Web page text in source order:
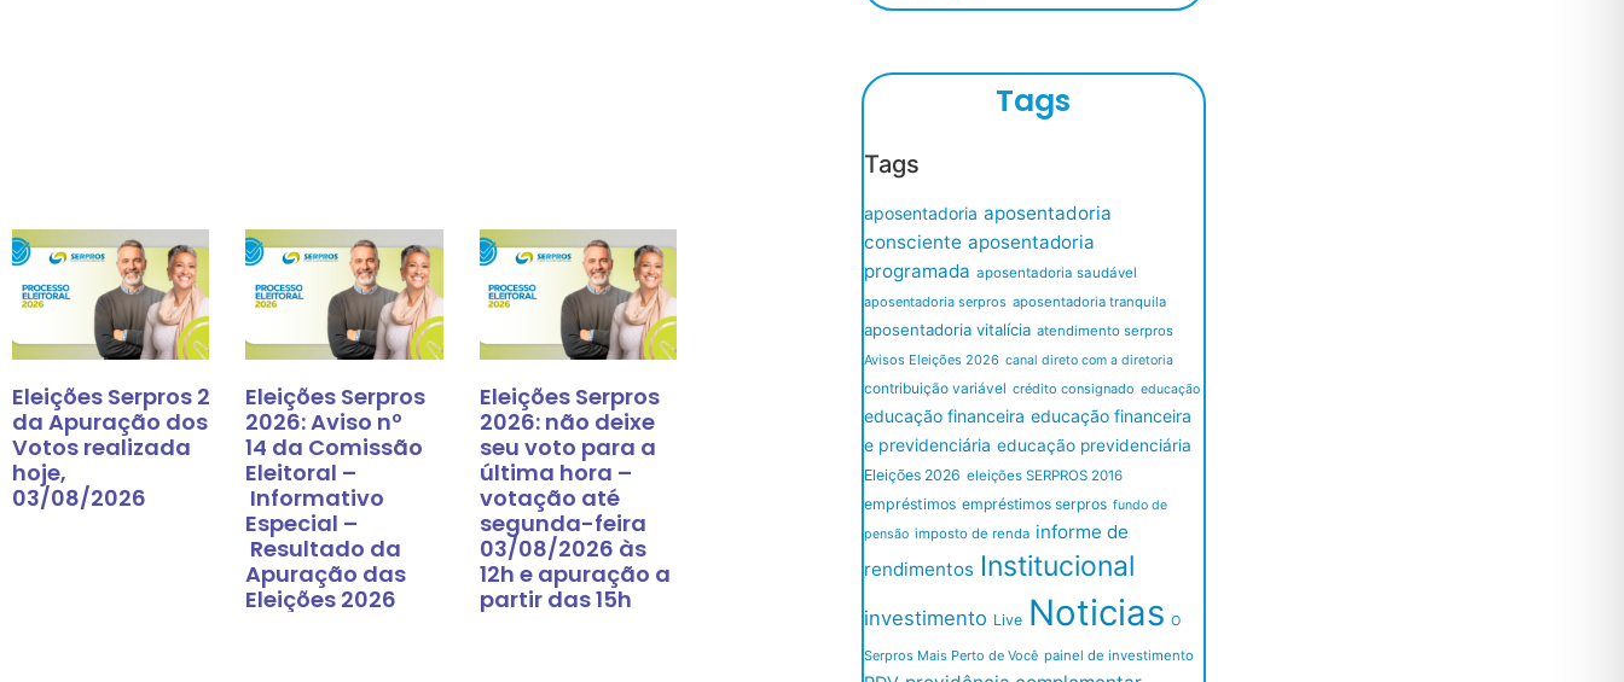
Eleições Serpros 2026: Resultado
da Apuração dos
Votos realizada
hoje,
03/08/2026
Eleições Serpros
2026: Aviso nº
14 da Comissão
Eleitoral –
Informativo
Especial –
Resultado da
Apuração das
Eleições 2026
Eleições Serpros
2026: não deixe
seu voto para a
última hora –
votação até
segunda-feira
03/08/2026 às
12h e apuração a
partir das 15h
Tags
Tags
aposentadoria aposentadoria
consciente aposentadoria
programada aposentadoria saudável
aposentadoria serpros aposentadoria tranquila
aposentadoria vitalícia atendimento serpros
Avisos Eleições 2026 canal direto com a diretoria
contribuição variável crédito consignado educação
educação financeira educação financeira
e previdenciária educação previdenciária
Eleições 2026 eleições SERPROS 2016
empréstimos empréstimos serpros fundo de
pensão imposto de renda informe de
rendimentos Institucional
investimento Live Noticias O
Serpros Mais Perto de Você painel de investimento